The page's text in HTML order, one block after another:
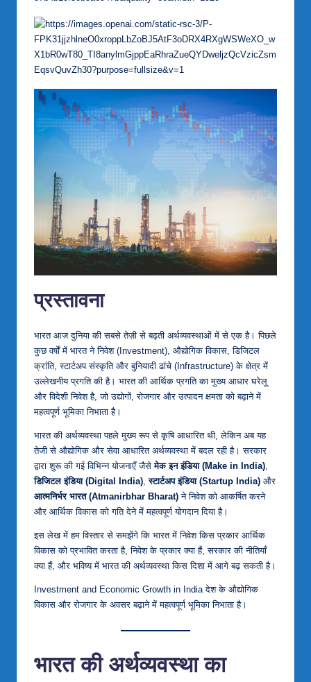
प्रस्तावना
भारत आज दुनिया की सबसे तेज़ी से बढ़ती अर्थव्यवस्थाओं में से एक है। पिछले
कुछ वर्षों में भारत ने निवेश (Investment), औद्योगिक विकास, डिजिटल
क्रांति, स्टार्टअप संस्कृति और बुनियादी ढांचे (Infrastructure) के क्षेत्र में
उल्लेखनीय प्रगति की है। भारत की आर्थिक प्रगति का मुख्य आधार घरेलू
और विदेशी निवेश है, जो उद्योगों, रोजगार और उत्पादन क्षमता को बढ़ाने में
महत्वपूर्ण भूमिका निभाता है।
भारत की अर्थव्यवस्था पहले मुख्य रूप से कृषि आधारित थी, लेकिन अब यह
तेजी से औद्योगिक और सेवा आधारित अर्थव्यवस्था में बदल रही है। सरकार
द्वारा शुरू की गई विभिन्न योजनाएँ जैसेमेक इन इंडिया (Make in India)
डिजिटल इंडिया (Digital India) ,स्टार्टअप इंडिया (Startup India) और
आत्मनिर्भर भारत (Atmanirbhar Bharat) ने निवेश को आकर्षित करने
और आर्थिक विकास को गति देने में महत्वपूर्ण योगदान दिया है।
इस लेख में हम विस्तार से समझेंगे कि भारत में निवेश किस प्रकार आर्थिक
विकास को प्रभावित करता है, निवेश के प्रकार क्या हैं, सरकार की नीतियाँ
क्या हैं, और भविष्य में भारत की अर्थव्यवस्था किस दिशा में आगे बढ़ सकती है।
Investment and Economic Growth in India देश के औद्योगिक
विकास और रोजगार के अवसर बढ़ाने में महत्वपूर्ण भूमिका निभाता है।
भारत की अर्थव्यवस्था का